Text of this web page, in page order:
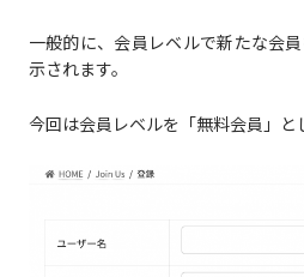
一般的に、会員レベルで新たな会
示されます。
今回は会員レベルを「無料会員」と